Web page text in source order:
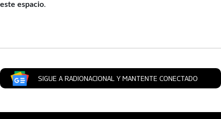
este espacio.
SIGUE A RADIONACIONAL Y MANTENTE CONECTADO